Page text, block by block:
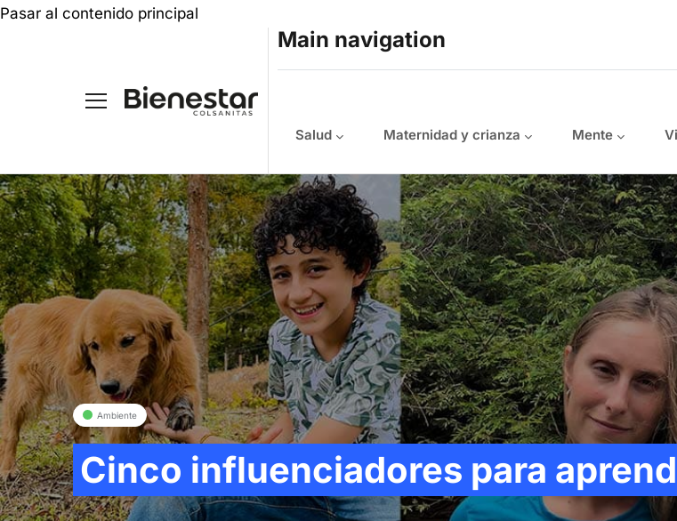
Pasar al contenido principal
Main navigation
Salud Maternidad y crianza Mente
Ambiente
Cinco influenciadores para